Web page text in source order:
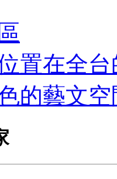
置在全
的藝文